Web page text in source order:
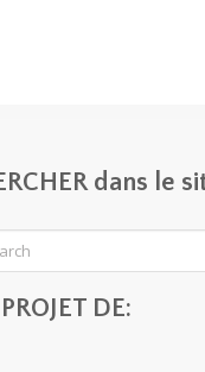
dans le
DE: